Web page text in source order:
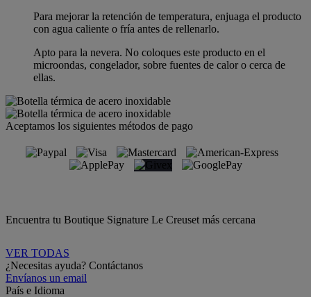
Para mejorar la retención de temperatura, enjuaga el producto
con agua caliente o fría antes de rellenarlo.
Apto para la nevera. No coloques este producto en el
microondas, congelador, sobre fuentes de calor o cerca de
ellas.
Aceptamos los siguientes métodos de pago
Encuentra tu Boutique Signature Le Creuset más cercana
VER TODAS
¿Necesitas ayuda? Contáctanos
Envíanos un email
País e Idioma